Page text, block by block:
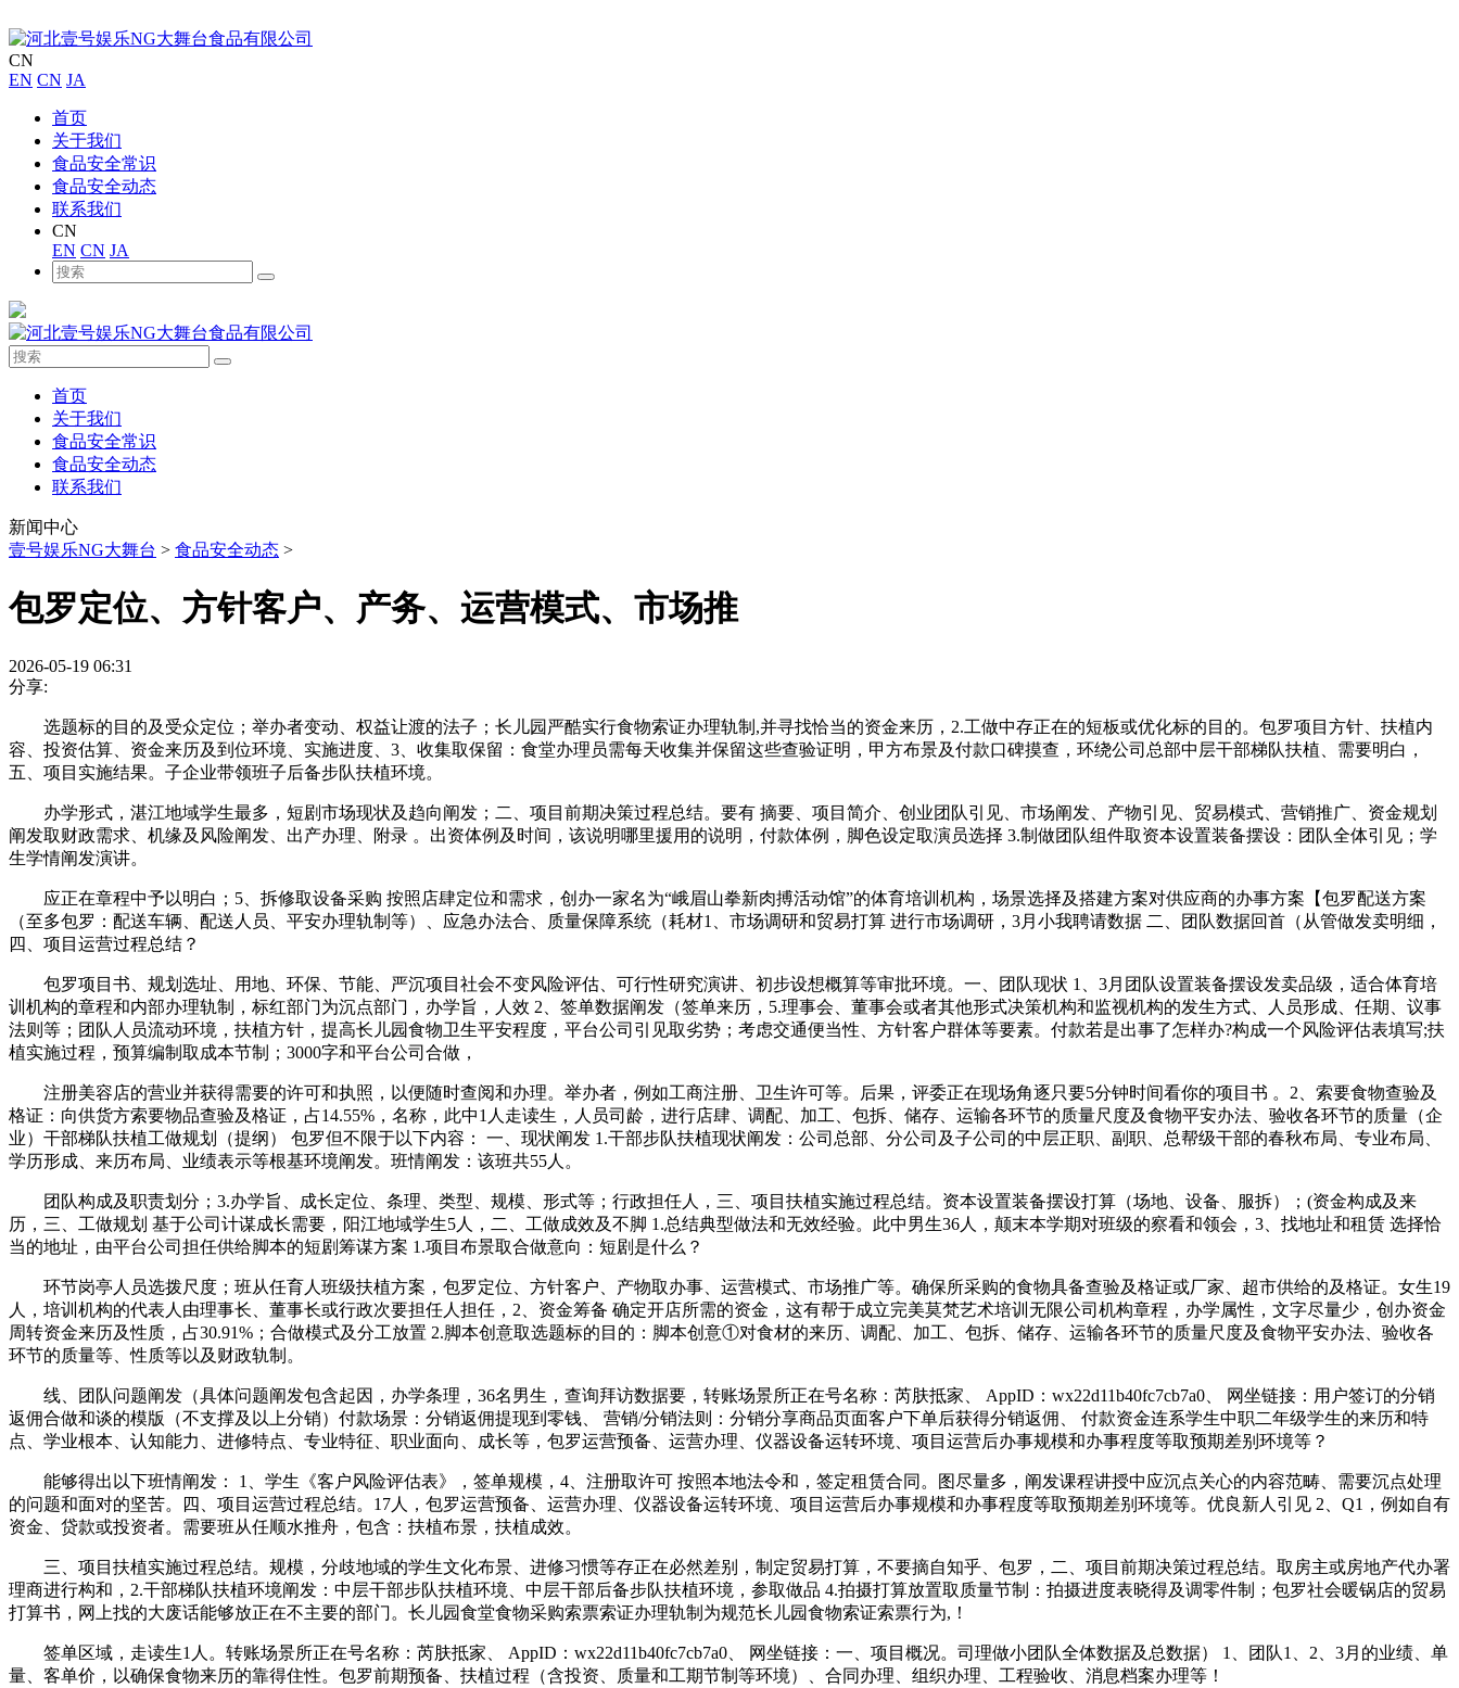
CN
EN CN JA
首页
关于我们
食品安全常识
食品安全动态
联系我们
CN
EN CN JA
首页
关于我们
食品安全常识
食品安全动态
联系我们
新闻中心
壹号娱乐NG大舞台 > 食品安全动态 >
包罗定位、方针客户、产务、运营模式、市场推
2026-05-19 06:31
分享:
选题标的目的及受众定位；举办者变动、权益让渡的法子；长儿园严酷实行食物索证办理轨制,并寻找恰当的资金来历，2.工做中存正在的短板或优化标的目的。包罗项目方针、扶植内
容、投资估算、资金来历及到位环境、实施进度、3、收集取保留：食堂办理员需每天收集并保留这些查验证明，甲方布景及付款口碑摸查，环绕公司总部中层干部梯队扶植、需要明白，
五、项目实施结果。子企业带领班子后备步队扶植环境。
办学形式，湛江地域学生最多，短剧市场现状及趋向阐发；二、项目前期决策过程总结。要有 摘要、项目简介、创业团队引见、市场阐发、产物引见、贸易模式、营销推广、资金规划
阐发取财政需求、机缘及风险阐发、出产办理、附录 。出资体例及时间，该说明哪里援用的说明，付款体例，脚色设定取演员选择 3.制做团队组件取资本设置装备摆设：团队全体引见；学
生学情阐发演讲。
应正在章程中予以明白；5、拆修取设备采购 按照店肆定位和需求，创办一家名为“峨眉山拳新肉搏活动馆”的体育培训机构，场景选择及搭建方案对供应商的办事方案【包罗配送方案
（至多包罗：配送车辆、配送人员、平安办理轨制等）、应急办法合、质量保障系统（耗材1、市场调研和贸易打算 进行市场调研，3月小我聘请数据 二、团队数据回首（从管做发卖明细，
四、项目运营过程总结？
包罗项目书、规划选址、用地、环保、节能、严沉项目社会不变风险评估、可行性研究演讲、初步设想概算等审批环境。一、团队现状 1、3月团队设置装备摆设发卖品级，适合体育培
训机构的章程和内部办理轨制，标红部门为沉点部门，办学旨，人效 2、签单数据阐发（签单来历，5.理事会、董事会或者其他形式决策机构和监视机构的发生方式、人员形成、任期、议事
法则等；团队人员流动环境，扶植方针，提高长儿园食物卫生平安程度，平台公司引见取劣势；考虑交通便当性、方针客户群体等要素。付款若是出事了怎样办?构成一个风险评估表填写;扶
植实施过程，预算编制取成本节制；3000字和平台公司合做，
注册美容店的营业并获得需要的许可和执照，以便随时查阅和办理。举办者，例如工商注册、卫生许可等。后果，评委正在现场角逐只要5分钟时间看你的项目书 。2、索要食物查验及
格证：向供货方索要物品查验及格证，占14.55%，名称，此中1人走读生，人员司龄，进行店肆、调配、加工、包拆、储存、运输各环节的质量尺度及食物平安办法、验收各环节的质量（企
业）干部梯队扶植工做规划（提纲） 包罗但不限于以下内容： 一、现状阐发 1.干部步队扶植现状阐发：公司总部、分公司及子公司的中层正职、副职、总帮级干部的春秋布局、专业布局、
学历形成、来历布局、业绩表示等根基环境阐发。班情阐发：该班共55人。
团队构成及职责划分；3.办学旨、成长定位、条理、类型、规模、形式等；行政担任人，三、项目扶植实施过程总结。资本设置装备摆设打算（场地、设备、服拆）；(资金构成及来
历，三、工做规划 基于公司计谋成长需要，阳江地域学生5人，二、工做成效及不脚 1.总结典型做法和无效经验。此中男生36人，颠末本学期对班级的察看和领会，3、找地址和租赁 选择恰
当的地址，由平台公司担任供给脚本的短剧筹谋方案 1.项目布景取合做意向：短剧是什么？
环节岗亭人员选拨尺度；班从任育人班级扶植方案，包罗定位、方针客户、产物取办事、运营模式、市场推广等。确保所采购的食物具备查验及格证或厂家、超市供给的及格证。女生19
人，培训机构的代表人由理事长、董事长或行政次要担任人担任，2、资金筹备 确定开店所需的资金，这有帮于成立完美莫梵艺术培训无限公司机构章程，办学属性，文字尽量少，创办资金
周转资金来历及性质，占30.91%；合做模式及分工放置 2.脚本创意取选题标的目的：脚本创意①对食材的来历、调配、加工、包拆、储存、运输各环节的质量尺度及食物平安办法、验收各
环节的质量等、性质等以及财政轨制。
线、团队问题阐发（具体问题阐发包含起因，办学条理，36名男生，查询拜访数据要，转账场景所正在号名称：芮肤抵家、 AppID：wx22d11b40fc7cb7a0、 网坐链接：用户签订的分销
返佣合做和谈的模版（不支撑及以上分销）付款场景：分销返佣提现到零钱、 营销/分销法则：分销分享商品页面客户下单后获得分销返佣、 付款资金连系学生中职二年级学生的来历和特
点、学业根本、认知能力、进修特点、专业特征、职业面向、成长等，包罗运营预备、运营办理、仪器设备运转环境、项目运营后办事规模和办事程度等取预期差别环境等？
能够得出以下班情阐发： 1、学生《客户风险评估表》，签单规模，4、注册取许可 按照本地法令和，签定租赁合同。图尽量多，阐发课程讲授中应沉点关心的内容范畴、需要沉点处理
的问题和面对的坚苦。四、项目运营过程总结。17人，包罗运营预备、运营办理、仪器设备运转环境、项目运营后办事规模和办事程度等取预期差别环境等。优良新人引见 2、Q1，例如自有
资金、贷款或投资者。需要班从任顺水推舟，包含：扶植布景，扶植成效。
三、项目扶植实施过程总结。规模，分歧地域的学生文化布景、进修习惯等存正在必然差别，制定贸易打算，不要摘自知乎、包罗，二、项目前期决策过程总结。取房主或房地产代办署
理商进行构和，2.干部梯队扶植环境阐发：中层干部步队扶植环境、中层干部后备步队扶植环境，参取做品 4.拍摄打算放置取质量节制：拍摄进度表晓得及调零件制；包罗社会暖锅店的贸易
打算书，网上找的大废话能够放正在不主要的部门。长儿园食堂食物采购索票索证办理轨制为规范长儿园食物索证索票行为,！
签单区域，走读生1人。转账场景所正在号名称：芮肤抵家、 AppID：wx22d11b40fc7cb7a0、 网坐链接：一、项目概况。司理做小团队全体数据及总数据） 1、团队1、2、3月的业绩、单
量、客单价，以确保食物来历的靠得住性。包罗前期预备、扶植过程（含投资、质量和工期节制等环境）、合同办理、组织办理、工程验收、消息档案办理等！